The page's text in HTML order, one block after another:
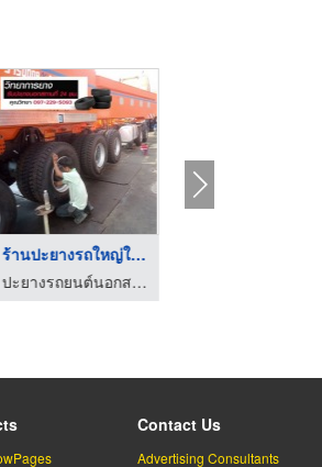
บริการเปลี่ยนยางรถยน ...
ศูนย์รวมยางรถยนต์ นครศรีธรรมราช-กะโรมยางยนต์
Contact Us
Advertising Consultants